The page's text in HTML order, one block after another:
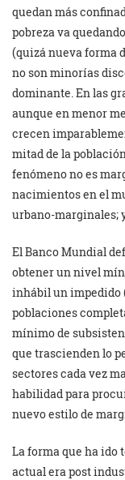
quedan más
pobreza va
(quizá nueva forma
no son minorías
dominante. En las
aunque en menor
crecen
mitad de la
fenómeno no es
nacimientos en el
urbano-marginales;
El Banco Mundial
obtener un nivel
inhábil un impedido
poblaciones
mínimo de
que trascienden lo
sectores cada vez
habilidad para
nuevo estilo de
La forma que ha ido
actual era post